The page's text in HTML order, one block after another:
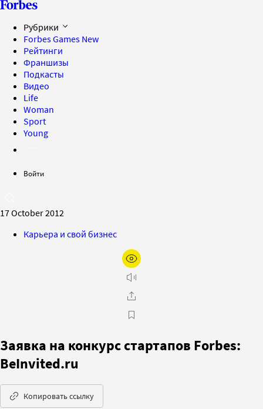
Рубрики
Forbes Games New
Рейтинги
Франшизы
Подкасты
Видео
Life
Woman
Sport
Young
Войти
17 October 2012
Карьера и свой бизнес
Заявка на конкурс стартапов Forbes:
BeInvited.ru
Копировать ссылку